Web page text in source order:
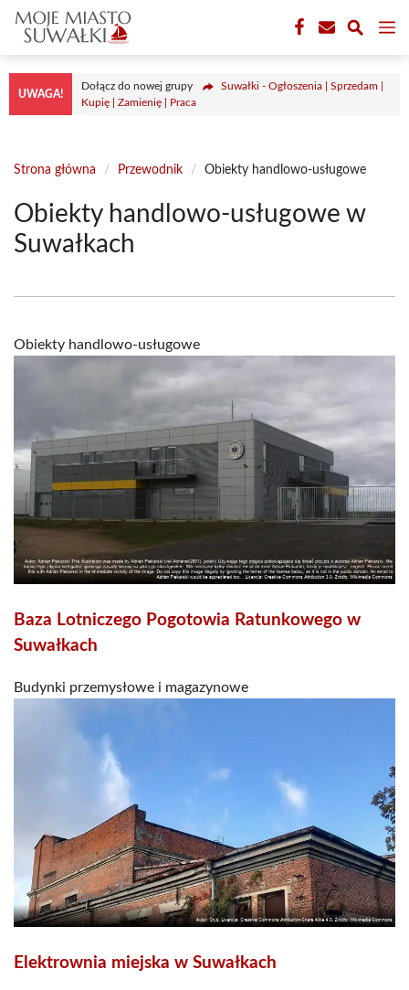
Przejdź
treści
UWAGA!
Dołącz do nowej grupy
Suwałki - Ogłoszenia | Sprzedam |
Kupię | Zamienię | Praca
Strona główna / Przewodnik / Obiekty handlowo-usługowe
Obiekty handlowo-usługowe w
Suwałkach
Obiekty handlowo-usługowe
Baza Lotniczego Pogotowia Ratunkowego w
Suwałkach
Budynki przemysłowe i magazynowe
Elektrownia miejska w Suwałkach